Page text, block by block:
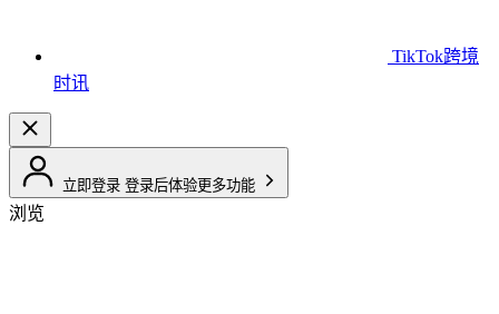
TikTok跨境
时讯
立即登录 登录后体验更多功能
浏览